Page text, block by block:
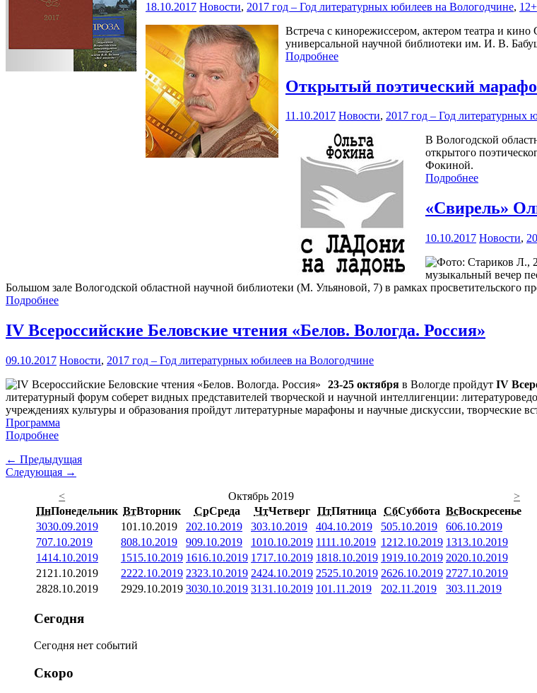
18.10.2017 Новости, 2017 год – Год литературных юбилеев на Вологодчине, 12+
Встреча с кинорежиссером, актером театра и
универсальной научной библиотеки им. И. В.
Подробнее
Открытый поэтический
11.10.2017 Новости, 2017 год – Год литературных
В Вологодской
открытого
Фокиной.
Подробнее
«Свирель»
10.10.2017 Новости,
музыкальный вечер
Большом зале Вологодской областной научной библиотеки (М. Ульяновой, 7) в рамках просветительского
Подробнее
IV Всероссийские Беловские чтения «Белов. Вологда. Россия»
09.10.2017 Новости, 2017 год – Год литературных юбилеев на Вологодчине
23-25 октября в Вологде пройдут IV
литературный форум соберет видных представителей творческой и научной интеллигенции:
учреждениях культуры и образования пройдут литературные марафоны и научные дискуссии, творческие
Программа
Подробнее
← Предыдущая
Следующая →
<
Октябрь 2019
>
ПнПонедельник ВтВторник СрСреда ЧтЧетверг ПтПятница СбСуббота ВсВоскресенье
3030.09.2019 101.10.2019 202.10.2019 303.10.2019 404.10.2019 505.10.2019 606.10.2019
707.10.2019 808.10.2019 909.10.2019 1010.10.2019 1111.10.2019 1212.10.2019 1313.10.2019
1414.10.2019 1515.10.2019 1616.10.2019 1717.10.2019 1818.10.2019 1919.10.2019 2020.10.2019
21 21.10.2019 2222.10.2019 2323.10.2019 2424.10.2019 2525.10.2019 2626.10.2019 2727.10.2019
2828.10.2019 2929.10.2019 3030.10.2019 3131.10.2019 101.11.2019 202.11.2019 303.11.2019
Сегодня
Сегодня нет событий
Скоро